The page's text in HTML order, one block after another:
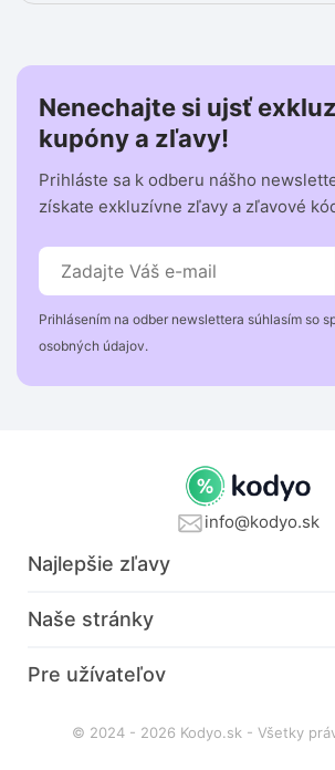
Nenechajte si ujsť
kupóny a zľavy!
Prihláste sa k odberu nášho
získate exkluzívne zľavy a zľavové
Prihlásením na odber newslettera súhlasím so
osobných údajov.
info@kodyo.sk
Najlepšie zľavy
Naše stránky
Pre užívateľov
© 2024 - 2026 Kodyo.sk - Všetky